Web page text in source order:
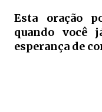
Esta oração
quando você
esperança de